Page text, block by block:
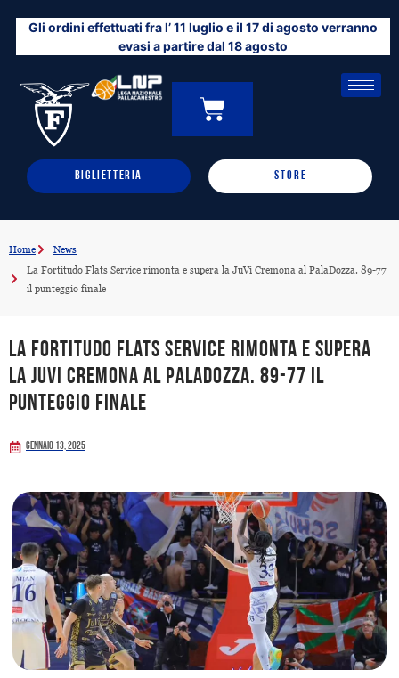
contenuto
Gli ordini effettuati fra l’ 11 luglio e il 17 di agosto verranno
evasi a partire dal 18 agosto
0
CARRELLO
BIGLIETTERIA STORE
Home
News
La Fortitudo Flats Service rimonta e supera la JuVi Cremona al PalaDozza. 89-77
il punteggio finale
La Fortitudo Flats Service rimonta e supera
la JuVi Cremona al PalaDozza. 89-77 il
punteggio finale
Gennaio 13, 2025